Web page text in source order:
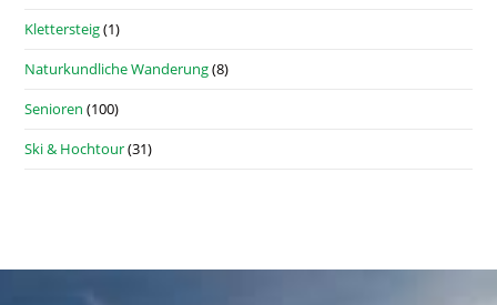
Klettersteig(1)
Naturkundliche Wanderung(8)
Senioren (100)
Ski & Hochtour(31)